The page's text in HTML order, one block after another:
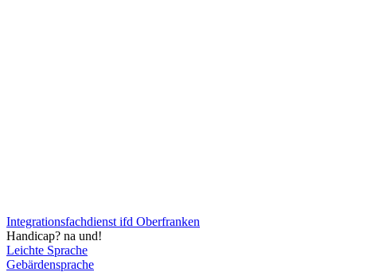
Integrationsfachdienst ifd Oberfranken
Handicap? na und!
Leichte Sprache
Gebärdensprache